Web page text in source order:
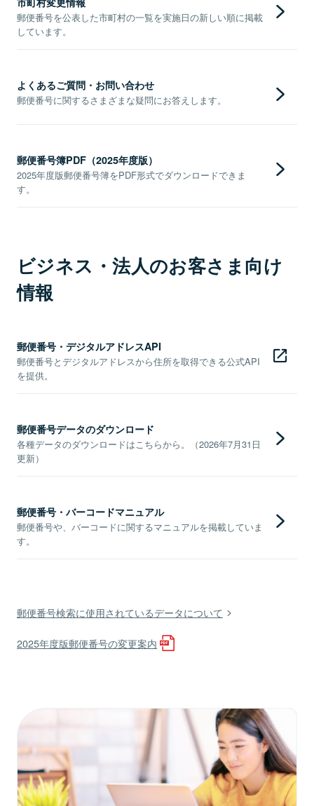
郵便番号を公表した市町村の一覧を実施日の新しい順に掲載
しています。
よくあるご質問・お問い合わせ
郵便番号に関するさまざまな疑問にお答えします。
郵便番号簿PDF（2025年度版）
2025年度版郵便番号簿をPDF形式でダウンロードできま
す。
ビジネス・法人のお客さま向け
情報
郵便番号・デジタルアドレスAPI
郵便番号とデジタルアドレスから住所を取得できる公式API
を提供。
郵便番号データのダウンロード
各種データのダウンロードはこちらから。（2026年7月31日
更新）
郵便番号・バーコードマニュアル
郵便番号や、バーコードに関するマニュアルを掲載していま
す。
郵便番号検索に使用されているデータについて
2025年度版郵便番号の変更案内